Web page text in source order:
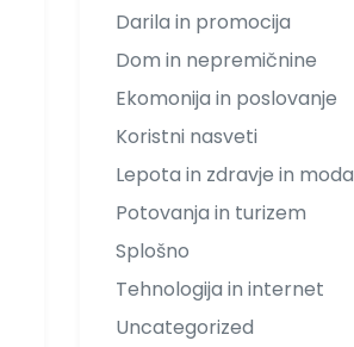
Darila in promocija
Dom in nepremičnine
Ekomonija in poslovanje
Koristni nasveti
Lepota in zdravje in moda
Potovanja in turizem
Splošno
Tehnologija in internet
Uncategorized